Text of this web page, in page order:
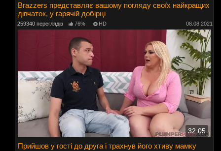
Brazzers представляє вашому погляду своїх найкращих
дівчаток, у гарячій добірці
259340 переглядів 76% HD 08.08.2021
32:05
Прийшов у гості до друга і трахнув його хтиву мамку